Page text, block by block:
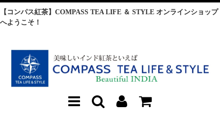
【コンパス紅茶】COMPASS TEA LIFE ＆ STYLE オンラインショップ
へようこそ！